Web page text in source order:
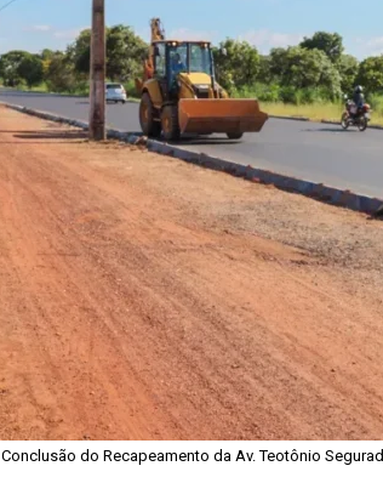
Conclusão do Recapeamento da Av. Teotônio